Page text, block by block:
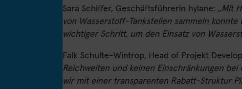
Sara Schiffer, Geschäftsführerin hylane: „Mit
von Wasserstoff-Tankstellen sammeln
wichtiger Schritt, um den Einsatz von
Falk Schulte-Wintrop, Head of Projekt
Reichweiten und keinen Einschränkungen
wir mit einer transparenten Rabatt-Struktur